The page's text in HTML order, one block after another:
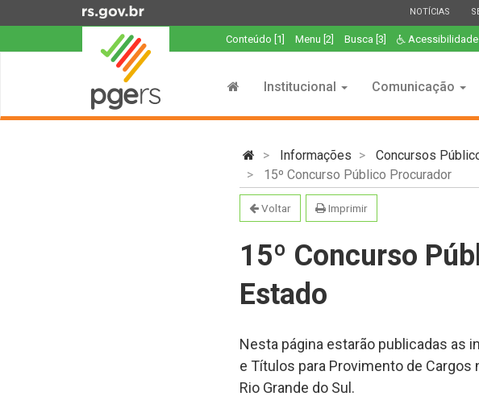
para
o
ESTADO
NOTÍCIAS
Conteúdo [1] Menu [2] Busca [3] Acessibilidade
Início
menu
Institucional Comunicação
Informações Concursos
15º Concurso Público Procurador
Voltar Imprimir
15º Concurso
Estado
Nesta página estarão publicadas as
e Títulos para Provimento de Cargos
Rio Grande do Sul.